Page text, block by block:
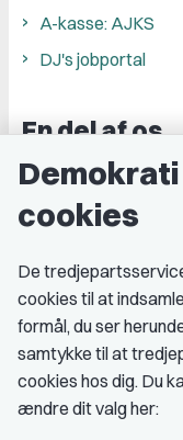
A-kasse: AJKS
DJ's jobportal
En del af os
Grupper og kredse
Fordele som
Kontingent
cookies
De
cookies til at
formål, du ser
samtykke til at
cookies hos dig. Du
ændre dit valg her: